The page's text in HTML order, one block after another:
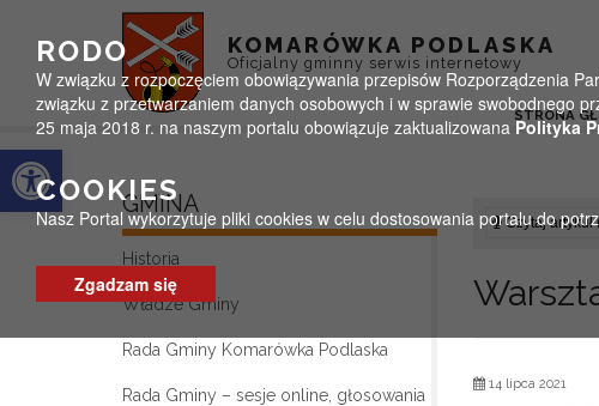
Otwórz pasek narzędzi
KOMARÓWKA PODLASKA
Oficjalny gminny serwis internetowy
STRONA
GMINA
Historia
Władze Gminy
Rada Gminy Komarówka Podlaska
Rada Gminy – sesje online, głosowania
Czytaj artykuł
14 lipca 2021
RODO
W związku z rozpoczęciem obowiązywania przepisów Rozporządzenia
związku z przetwarzaniem danych osobowych i w sprawie swobodnego
25 maja 2018 r. na naszym portalu obowiązuje zaktualizowana Polityka
COOKIES
Nasz Portal wykorzytuje pliki cookies w celu dostosowania portalu do
Zgadzam się